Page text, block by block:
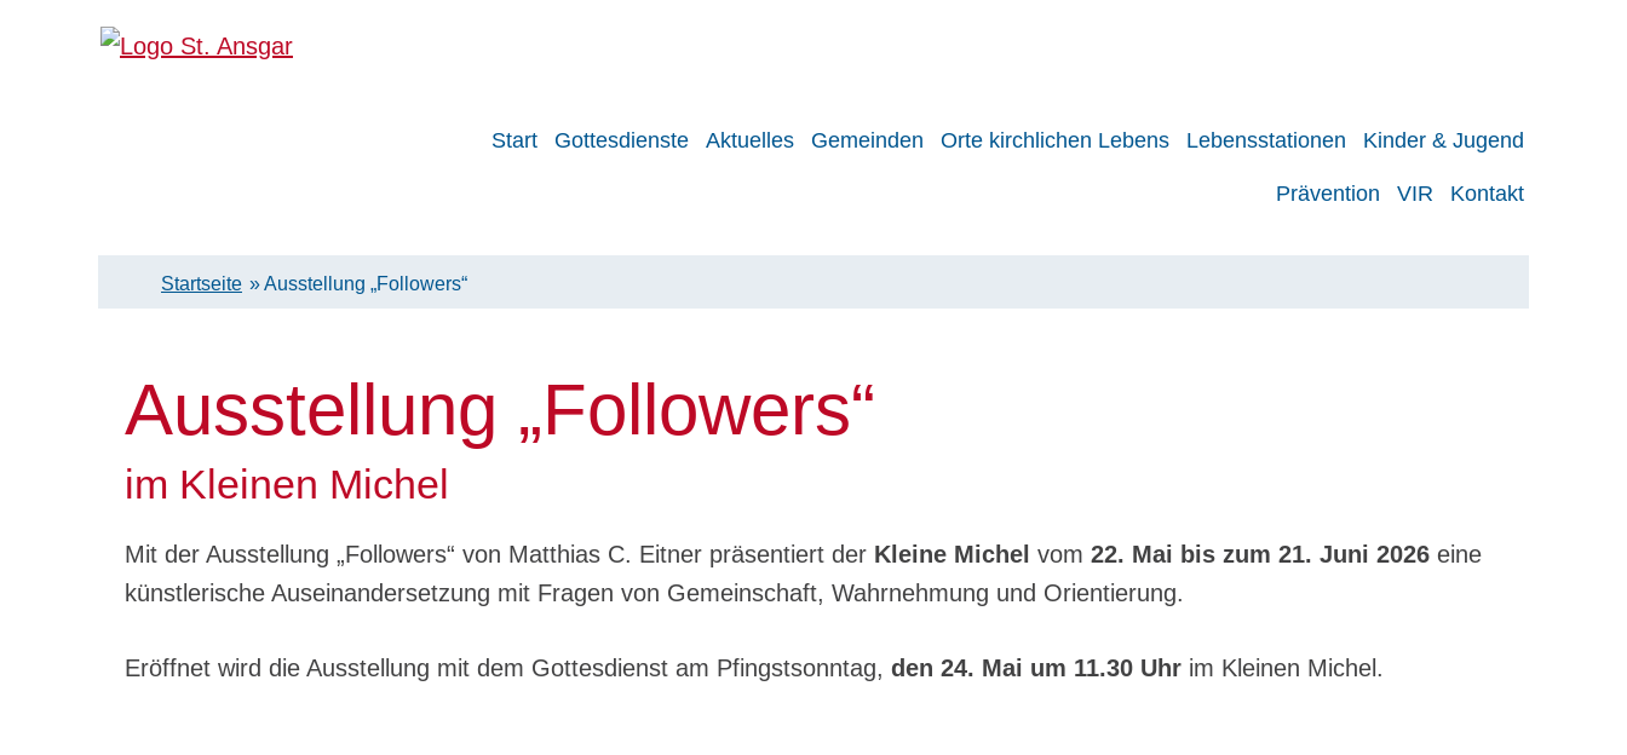
Katholische Pfarrei St. Ansgar Hamburg
Start Gottesdienste Aktuelles Gemeinden Orte kirchlichen Lebens Lebensstationen Kinder & Jugend
Prävention VIR Kontakt
Startseite »Ausstellung „Followers“
Ausstellung „Followers“
im Kleinen Michel
Mit der Ausstellung „Followers“ von Matthias C. Eitner präsentiert der Kleine Michel vom 22. Mai bis zum 21. Juni 2026 eine
künstlerische Auseinandersetzung mit Fragen von Gemeinschaft, Wahrnehmung und Orientierung.
Eröffnet wird die Ausstellung mit dem Gottesdienst am Pfingstsonntag, den 24. Mai um 11.30 Uhr im Kleinen Michel.